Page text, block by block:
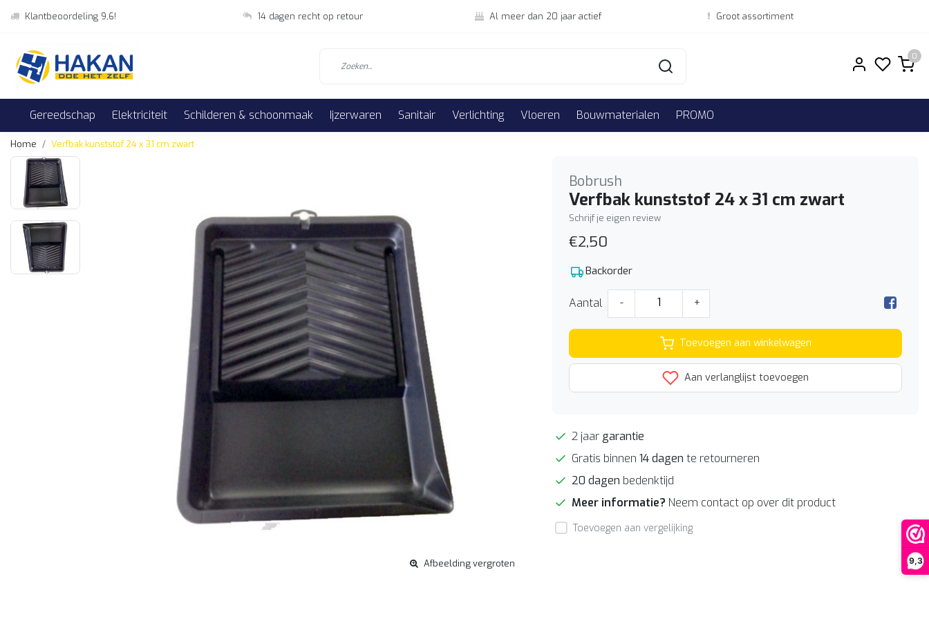
9,3
Klantbeoordeling 9,6! 14 dagen recht op retour Al meer dan 20 jaar actief Groot assortiment
0
Gereedschap Elektriciteit Schilderen & schoonmaak Ijzerwaren Sanitair Verlichting Vloeren Bouwmaterialen PROMO
Home Verfbak kunststof 24 x 31 cm zwart
Afbeelding vergroten
Bobrush
Verfbak kunststof 24 x 31 cm zwart
Schrijf je eigen review
€2,50
Backorder
Aantal - +
Toevoegen aan winkelwagen
Aan verlanglijst toevoegen
2 jaar garantie
Gratis binnen 14 dagen te retourneren
20 dagen bedenktijd
Meer informatie? Neem contact op over dit product
Toevoegen aan vergelijking